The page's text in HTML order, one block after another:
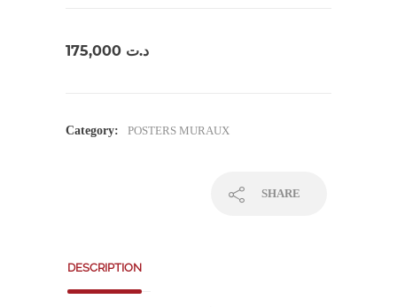
د.ت
Category: POSTERS MURAUX
SHARE
DESCRIPTION